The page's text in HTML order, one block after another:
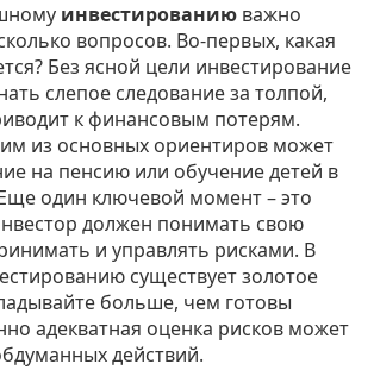
инвестированию важно
вопросов. Во-первых, какая
Без ясной цели инвестирование
слепое следование за толпой,
к финансовым потерям.
из основных ориентиров может
на пенсию или обучение детей в
один ключевой момент – это
должен понимать свою
и управлять рисками. В
существует золотое
больше, чем готовы
адекватная оценка рисков может
действий.